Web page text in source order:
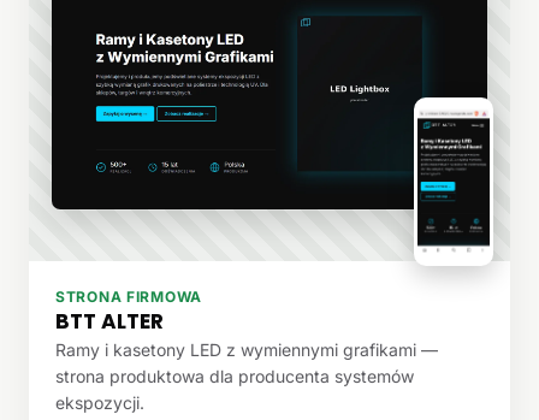
STRONA FIRMOWA
BTT ALTER
Ramy i kasetony LED z wymiennymi grafikami —
strona produktowa dla producenta systemów
ekspozycji.